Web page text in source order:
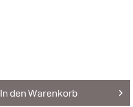
In den Warenkorb